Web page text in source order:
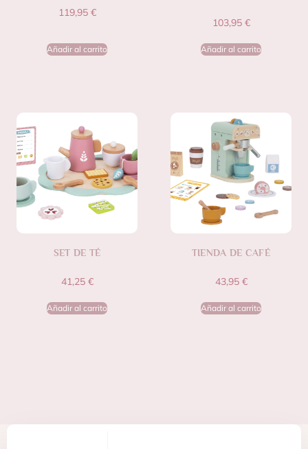
119,95 €
Añadir al carrito
103,95 €
Añadir al carrito
SET DE TÉ
41,25 €
Añadir al carrito
TIENDA DE CAFÉ
43,95 €
Añadir al carrito